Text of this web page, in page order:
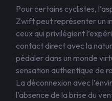
Pour certains cyclistes,
Zwift peut représenter un
ceux qui privilégient
contact direct avec la
pédaler dans un monde
sensation authentique de
La déconnexion avec
l’absence de la brise du